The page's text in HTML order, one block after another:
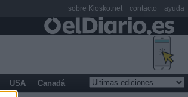
USA Canadá
sobre Kiosko.net contacto ayuda